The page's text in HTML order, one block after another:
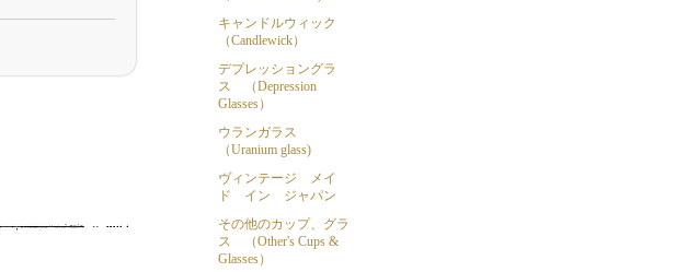
キャンドルウィック
（Candlewick）
デプレッショングラ
ス （Depression
Glasses）
ウランガラス
（Uranium glass)
ヴィンテージ メイ
ド イン ジャパン
その他のカップ、グラ
ス （Other's Cups &
Glasses）